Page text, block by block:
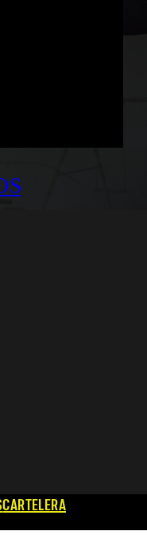
CARTELERA